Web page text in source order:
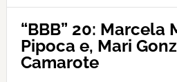
“BBB” 20: Marcela
Pipoca e, Mari
Camarote